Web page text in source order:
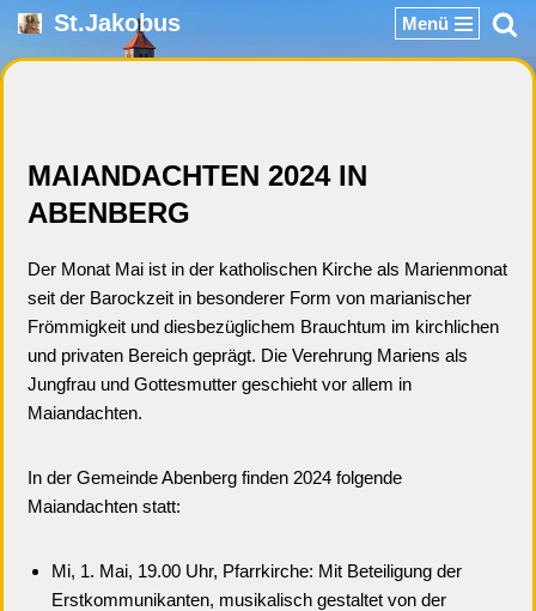
Zum
St.Jakobus Menü
MAIANDACHTEN 2024 IN
ABENBERG
Der Monat Mai ist in der katholischen Kirche als Marienmonat
seit der Barockzeit in besonderer Form von marianischer
Frömmigkeit und diesbezüglichem Brauchtum im kirchlichen
und privaten Bereich geprägt. Die Verehrung Mariens als
Jungfrau und Gottesmutter geschieht vor allem in
Maiandachten.
In der Gemeinde Abenberg finden 2024 folgende
Maiandachten statt:
Mi, 1. Mai, 19.00 Uhr, Pfarrkirche: Mit Beteiligung der
Erstkommunikanten, musikalisch gestaltet von der